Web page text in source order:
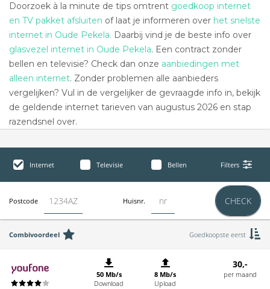
Doorzoek à la minute de tips omtrent goedkoop internet
en TV pakket afsluiten of laat je informeren over het snelste
internet in Oude Pekela. Daarbij vind je de beste info over
glasvezel internet in Oude Pekela. Een contract zonder
bellen en televisie? Check dan onze aanbiedingen met
alleen internet. Zonder problemen alle aanbieders
vergelijken? Vul in de vergelijker de gevraagde info in, bekijk
de geldende internet tarieven van augustus 2026 en stap
razendsnel over.
Internet Televisie Bellen Filters
Postcode Huisnr. CHECK
Combivoordeel Goedkoopste eerst
50 Mb/s
Download
8 Mb/s
Upload
30,-
per maand